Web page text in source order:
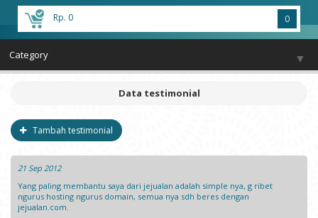
Rp. 0 0
Category ▼
Guitars & Basses
Piano & Keyboards
Violin
Data testimonial
Tambah testimonial
21 Sep 2012
Yang paling membantu saya dari jejualan adalah simple nya, g ribet
ngurus hosting ngurus domain, semua nya sdh beres dengan
jejualan.com.